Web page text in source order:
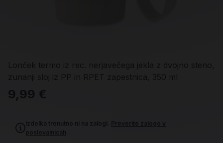
Lonček termo iz rec. nerjavečega jekla z dvojno steno,
zunanji sloj iz PP in RPET zapestnica, 350 ml
9,99 €
Izdelka trenutno ni na zalogi. Preverite zalogo v
poslovalnicah